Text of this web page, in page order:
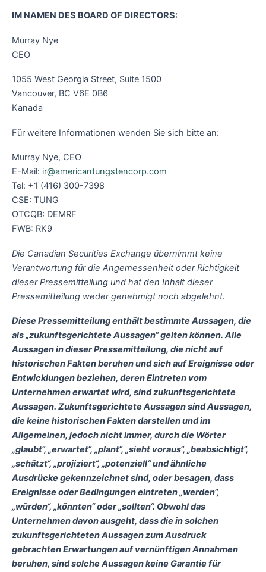
IM NAMEN DES BOARD OF DIRECTORS:
Murray Nye
CEO
1055 West Georgia Street, Suite 1500
Vancouver, BC V6E 0B6
Kanada
Für weitere Informationen wenden Sie sich bitte an:
Murray Nye, CEO
E-Mail: ir@americantungstencorp.com
Tel: +1 (416) 300-7398
CSE: TUNG
OTCQB: DEMRF
FWB: RK9
Die Canadian Securities Exchange übernimmt keine
Verantwortung für die Angemessenheit oder Richtigkeit
dieser Pressemitteilung und hat den Inhalt dieser
Pressemitteilung weder genehmigt noch abgelehnt.
Diese Pressemitteilung enthält bestimmte Aussagen, die
als „zukunftsgerichtete Aussagen“ gelten können. Alle
Aussagen in dieser Pressemitteilung, die nicht auf
historischen Fakten beruhen und sich auf Ereignisse oder
Entwicklungen beziehen, deren Eintreten vom
Unternehmen erwartet wird, sind zukunftsgerichtete
Aussagen. Zukunftsgerichtete Aussagen sind Aussagen,
die keine historischen Fakten darstellen und im
Allgemeinen, jedoch nicht immer, durch die Wörter
„glaubt“, „erwartet“, „plant“, „sieht voraus“, „beabsichtigt“,
„schätzt“, „projiziert“, „potenziell“ und ähnliche
Ausdrücke gekennzeichnet sind, oder besagen, dass
Ereignisse oder Bedingungen eintreten „werden“,
„würden“, „könnten“ oder „sollten“. Obwohl das
Unternehmen davon ausgeht, dass die in solchen
zukunftsgerichteten Aussagen zum Ausdruck
gebrachten Erwartungen auf vernünftigen Annahmen
beruhen, sind solche Aussagen keine Garantie für